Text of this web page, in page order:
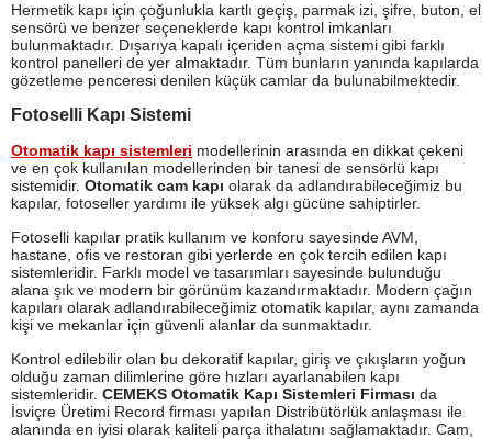
Hermetik kapı için çoğunlukla kartlı geçiş, parmak izi, şifre, buton, el
sensörü ve benzer seçeneklerde kapı kontrol imkanları
bulunmaktadır. Dışarıya kapalı içeriden açma sistemi gibi farklı
kontrol panelleri de yer almaktadır. Tüm bunların yanında kapılarda
gözetleme penceresi denilen küçük camlar da bulunabilmektedir.
Fotoselli Kapı Sistemi
Otomatik kapı sistemleri modellerinin arasında en dikkat çekeni
ve en çok kullanılan modellerinden bir tanesi de sensörlü kapı
sistemidir. Otomatik cam kapı olarak da adlandırabileceğimiz bu
kapılar, fotoseller yardımı ile yüksek algı gücüne sahiptirler.
Fotoselli kapılar pratik kullanım ve konforu sayesinde AVM,
hastane, ofis ve restoran gibi yerlerde en çok tercih edilen kapı
sistemleridir. Farklı model ve tasarımları sayesinde bulunduğu
alana şık ve modern bir görünüm kazandırmaktadır. Modern çağın
kapıları olarak adlandırabileceğimiz otomatik kapılar, aynı zamanda
kişi ve mekanlar için güvenli alanlar da sunmaktadır.
Kontrol edilebilir olan bu dekoratif kapılar, giriş ve çıkışların yoğun
olduğu zaman dilimlerine göre hızları ayarlanabilen kapı
sistemleridir. CEMEKS Otomatik Kapı Sistemleri Firması da
İsviçre Üretimi Record firması yapılan Distribütörlük anlaşması ile
alanında en iyisi olarak kaliteli parça ithalatını sağlamaktadır. Cam,